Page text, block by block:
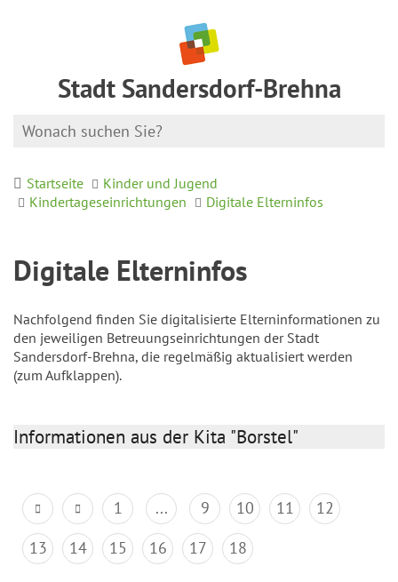
Stadt Sandersdorf-Brehna
Startseite
Kinder und Jugend
Kindertageseinrichtungen
Digitale Elterninfos
Digitale Elterninfos
Nachfolgend finden Sie digitalisierte Elterninformationen zu
den jeweiligen Betreuungseinrichtungen der Stadt
Sandersdorf-Brehna, die regelmäßig aktualisiert werden
(zum Aufklappen).
Informationen aus der Kita "Borstel"
1 ... 9 10 11
12
13
14 15 16 17 18